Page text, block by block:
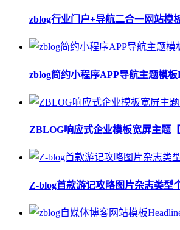
zblog行业门户+导航二合一网站模
zblog简约小程序APP导航主题模板
ZBLOG响应式企业模板宽屏主题【
Z-blog首款游记攻略图片杂志类型